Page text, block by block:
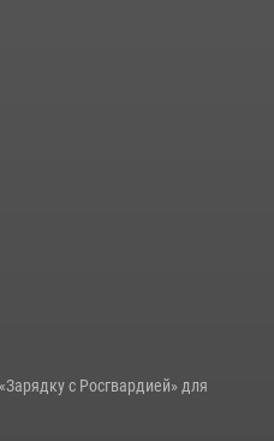
с Росгвардией» для